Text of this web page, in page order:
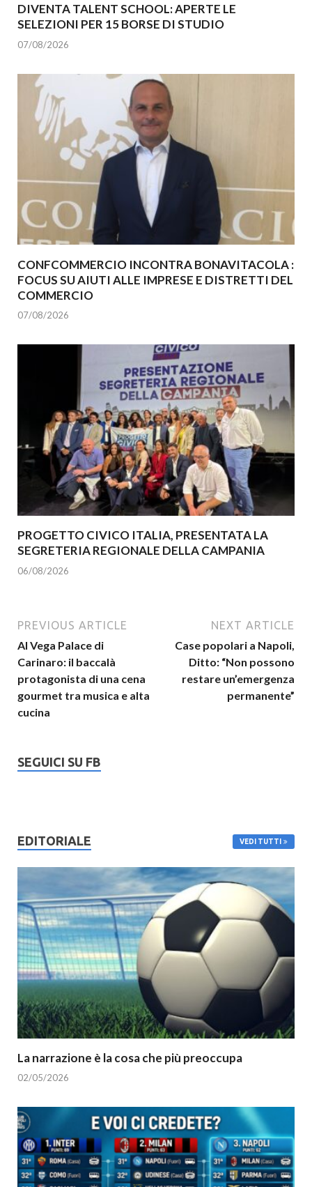
DIVENTA TALENT SCHOOL: APERTE LE
SELEZIONI PER 15 BORSE DI STUDIO
07/08/2026
CONFCOMMERCIO INCONTRA BONAVITACOLA :
FOCUS SU AIUTI ALLE IMPRESE E DISTRETTI DEL
COMMERCIO
07/08/2026
PROGETTO CIVICO ITALIA, PRESENTATA LA
SEGRETERIA REGIONALE DELLA CAMPANIA
06/08/2026
PREVIOUS ARTICLE
Al Vega Palace di
Carinaro: il baccalà
protagonista di una cena
gourmet tra musica e alta
cucina
NEXT ARTICLE
Case popolari a Napoli,
Ditto: “Non possono
restare un’emergenza
permanente”
SEGUICI SU FB
EDITORIALE VEDI TUTTI
La narrazione è la cosa che più preoccupa
02/05/2026